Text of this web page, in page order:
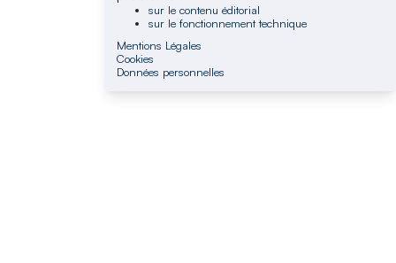
sur le contenu éditorial
sur le fonctionnement technique
Mentions Légales
Cookies
Données personnelles